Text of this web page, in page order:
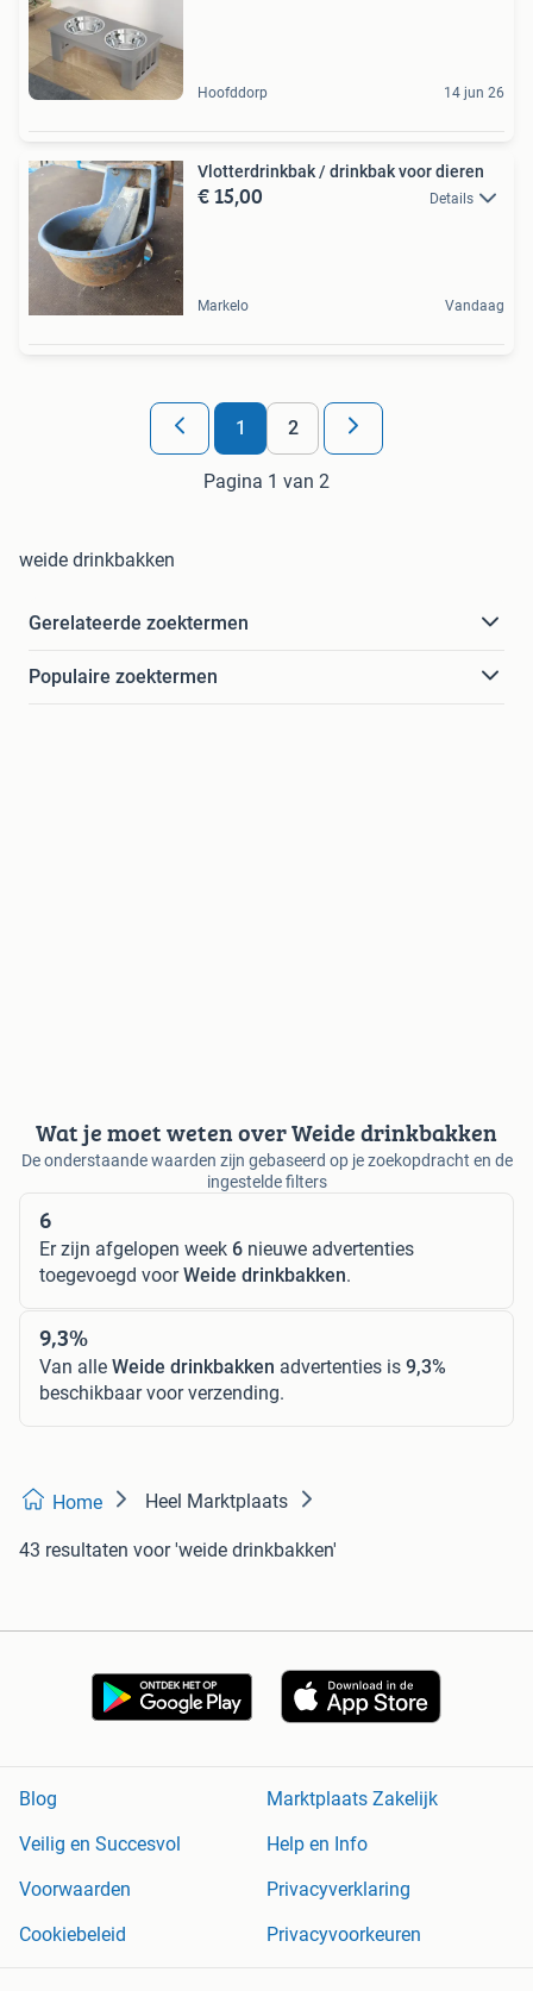
Hoofddorp 14 jun 26
Vlotterdrinkbak / drinkbak voor dieren
€ 15,00 Details
Markelo Vandaag
1 2
Pagina 1 van 2
weide drinkbakken
Gerelateerde zoektermen
Populaire zoektermen
Wat je moet weten over Weide drinkbakken
De onderstaande waarden zijn gebaseerd op je zoekopdracht en de
ingestelde filters
6
Er zijn afgelopen week 6 nieuwe advertenties
toegevoegd voorWeide drinkbakken.
9,3%
Van alle Weide drinkbakken advertenties is 9,3%
beschikbaar voor verzending.
Home Heel Marktplaats
43 resultaten voor 'weide drinkbakken'
Blog
Marktplaats Zakelijk
Veilig en Succesvol
Help en Info
Voorwaarden
Privacyverklaring
Cookiebeleid
Privacyvoorkeuren